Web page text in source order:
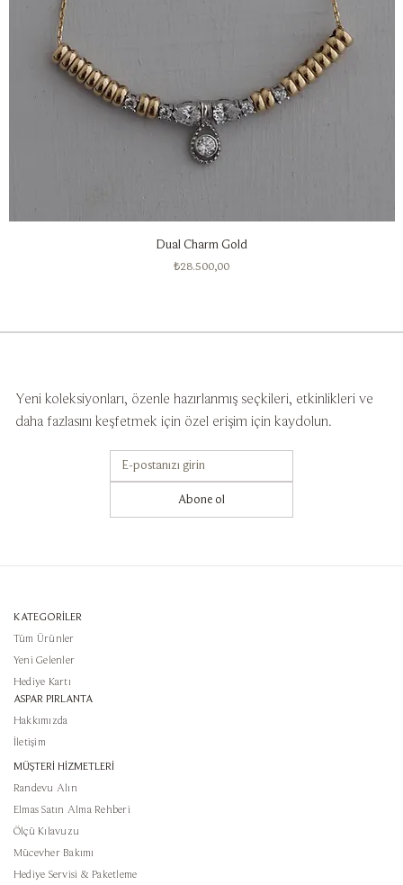
Dual Charm Gold
Fiyat
₺28.500,00
Yeni koleksiyonları, özenle hazırlanmış seçkileri, etkinlikleri ve
daha fazlasını keşfetmek için özel erişim için kaydolun.
Abone ol
KATEGORİLER
Tüm Ürünler
Yeni Gelenler
Hediye Kartı
ASPAR PIRLANTA
Hakkımızda
İletişim
MÜŞTERİ HİZMETLERİ
Randevu Alın
Elmas Satın Alma Rehberi
Ölçü Kılavuzu
Mücevher Bakımı
Hediye Servisi & Paketleme